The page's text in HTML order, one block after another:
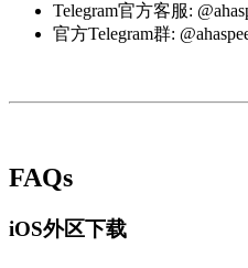
Telegram官方客服:
官方Telegram群:
FAQs
iOS外区下载